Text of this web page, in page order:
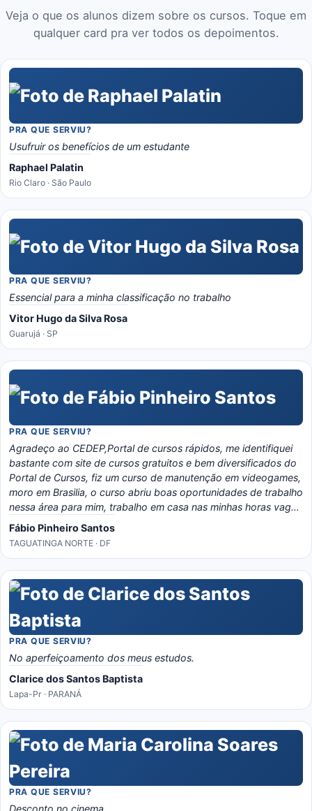
Veja o que os alunos dizem sobre os cursos. Toque em
qualquer card pra ver todos os depoimentos.
PRA QUE SERVIU?
Usufruir os benefícios de um estudante
Raphael Palatin
Rio Claro · São Paulo
PRA QUE SERVIU?
Essencial para a minha classificação no trabalho
Vitor Hugo da Silva Rosa
Guarujá · SP
PRA QUE SERVIU?
Agradeço ao CEDEP,Portal de cursos rápidos, me identifiquei
bastante com site de cursos gratuitos e bem diversificados do
Portal de Cursos, fiz um curso de manutenção em videogames,
moro em Brasilia, o curso abriu boas oportunidades de trabalho
nessa área para mim, trabalho em casa nas minhas horas vagas
e o material é bem eladorado, separado por temas e matérias,
recomendo o portal, é instrutivo e traz conhecimento certo!
Fábio Pinheiro Santos
TAGUATINGA NORTE · DF
PRA QUE SERVIU?
No aperfeiçoamento dos meus estudos.
Clarice dos Santos Baptista
Lapa-Pr · PARANÁ
PRA QUE SERVIU?
Desconto no cinema